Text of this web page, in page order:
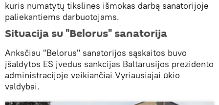
kuris numatytų tikslines išmokas darbą sanatorijoje
paliekantiems darbuotojams.
Situacija su "Belorus" sanatorija
Anksčiau "Belorus" sanatorijos sąskaitos buvo
įšaldytos ES įvedus sankcijas Baltarusijos prezidento
administracijoje veikiančiai Vyriausiajai ūkio
valdybai.